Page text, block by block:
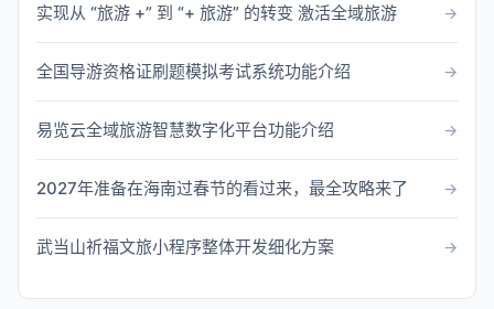
实现从 “旅游 +” 到 “+ 旅游” 的转变 激活全域旅游
全国导游资格证刷题模拟考试系统功能介绍
易览云全域旅游智慧数字化平台功能介绍
2027年准备在海南过春节的看过来，最全攻略来了
武当山祈福文旅小程序整体开发细化方案